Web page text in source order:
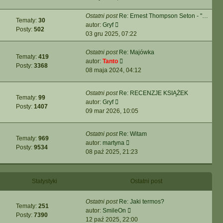
Tematy: 30
Posty: 502
Ostatni post Re: Ernest Thompson Seton - "…
autor: Gryf
najnowszy
post
03 gru 2025, 07:22
Tematy: 419
Posty: 3368
Ostatni post Re: Majówka
autor: Tanto
najnowszy
08 maja 2024, 04:12
Tematy: 99
Posty: 1407
Ostatni post Re: RECENZJE KSIĄŻEK
autor: Gryf
najnowszy
09 mar 2026, 10:05
Tematy: 969
Posty: 9534
Ostatni post Re: Witam
autor: martyna
najnowszy
08 paź 2025, 21:23
Statystyki Ostatni post
Tematy: 251
Posty: 7390
Ostatni post Re: Jaki termos?
autor: SmileOn
najnowszy
12 paź 2025, 22:00